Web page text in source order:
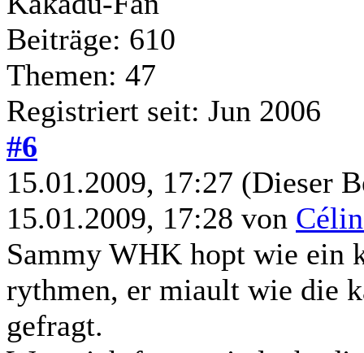
Beiträge: 610
Themen: 47
Registriert seit: Jun 2006
#6
15.01.2009, 17:27 (Dieser
15.01.2009, 17:28 von
Sammy WHK hopt wie ein
rythmen, er miault wie die
gefragt.